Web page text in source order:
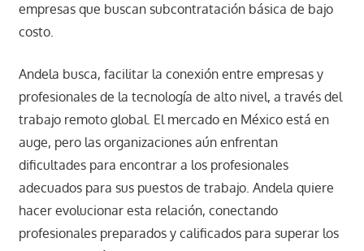
empresas que buscan subcontratación básica de bajo
costo.
Andela busca, facilitar la conexión entre empresas y
profesionales de la tecnología de alto nivel, a través del
trabajo remoto global. El mercado en México está en
auge, pero las organizaciones aún enfrentan
dificultades para encontrar a los profesionales
adecuados para sus puestos de trabajo. Andela quiere
hacer evolucionar esta relación, conectando
profesionales preparados y calificados para superar los